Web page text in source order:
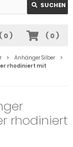
SUCHEN
( 0)
( 0)
Anhänger Silber
rhodiniert mit
rhodiniert